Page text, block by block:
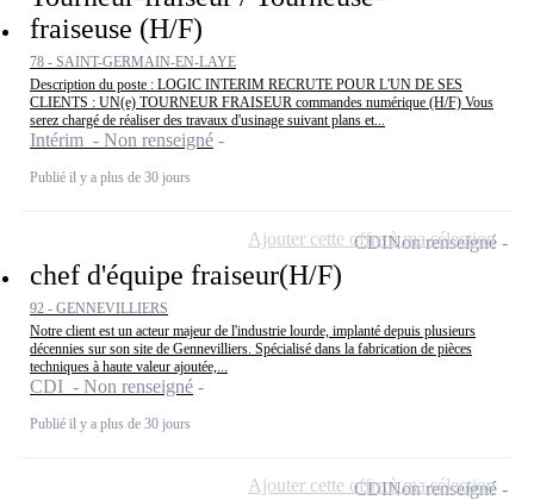
fraiseuse (H/F)
78 - SAINT-GERMAIN-EN-LAYE
Description du poste : LOGIC INTERIM RECRUTE POUR L'UN DE SES
CLIENTS : UN(e) TOURNEUR FRAISEUR commandes numérique (H/F) Vous
serez chargé de réaliser des travaux d'usinage suivant plans et...
Intérim - Non renseigné
Publié il y a plus de 30 jours
chef d'équipe fraiseur(H/F)
92 - GENNEVILLIERS
Notre client est un acteur majeur de l'industrie lourde, implanté depuis plusieurs
décennies sur son site de Gennevilliers. Spécialisé dans la fabrication de pièces
techniques à haute valeur ajoutée,...
CDI - Non renseigné
Publié il y a plus de 30 jours
CDINon renseigné
Ajouter cette offre à ma sélection
CDINon renseigné
Ajouter cette offre à ma sélection